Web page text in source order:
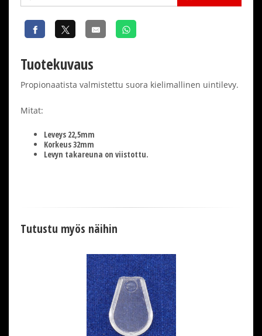
Tuotekuvaus
Propionaatista valmistettu suora kielimallinen uintilevy.
Mitat:
Leveys 22,5mm
Korkeus 32mm
Levyn takareuna on viistottu.
Tutustu myös näihin